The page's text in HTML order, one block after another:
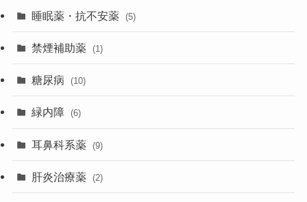
睡眠薬・抗不安薬 (5)
禁煙補助薬 (1)
糖尿病 (10)
緑内障 (6)
耳鼻科系薬 (9)
肝炎治療薬 (2)